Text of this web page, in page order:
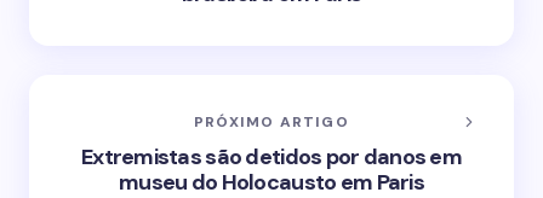
PRÓXIMO ARTIGO
Extremistas são detidos por danos em
museu do Holocausto em Paris